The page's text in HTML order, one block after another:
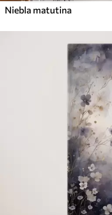
Niebla matutina